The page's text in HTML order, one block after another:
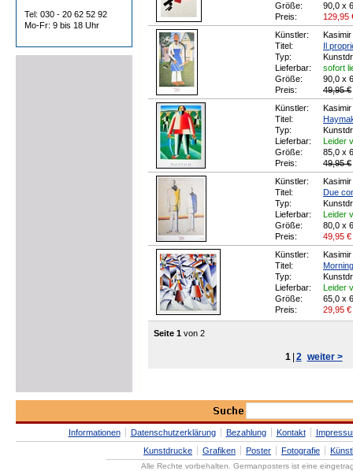
Tel: 030 - 20 62 52 92
Mo-Fr: 9 bis 18 Uhr
Größe:
90,0 x
Preis:
129,95
Künstler:
Titel:
Il
Typ:
Lieferbar:
sofort
Größe:
90,0 x
Preis:
49,95 €
Künstler:
Titel:
Typ:
Lieferbar:
Leider
Größe:
85,0 x
Preis:
49,95 €
Künstler:
Titel:
Due
Typ:
Lieferbar:
Leider
Größe:
80,0 x
Preis:
49,95 €
Künstler:
Titel:
Typ:
Lieferbar:
Leider
Größe:
65,0 x
Preis:
29,95 €
Seite 1 von 2
1 2 weiter >
Informationen Datenschutzerklärung Bezahlung Kontakt
Kunstdrucke
Grafiken Poster Fotografie
Alle Rechte vorbehalten. Germanposters ist eine